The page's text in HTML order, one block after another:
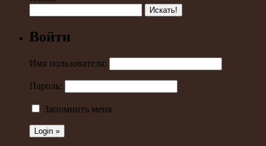
Войти
Имя пользователя:
Пароль:
Запомнить меня